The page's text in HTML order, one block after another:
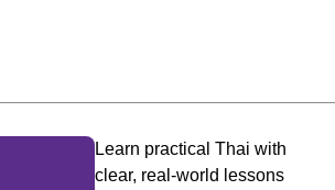
Learn practical Thai with
clear, real-world lessons